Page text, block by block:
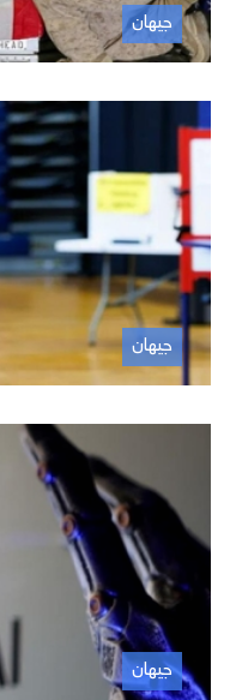
جیهان
جیهان
جیهان